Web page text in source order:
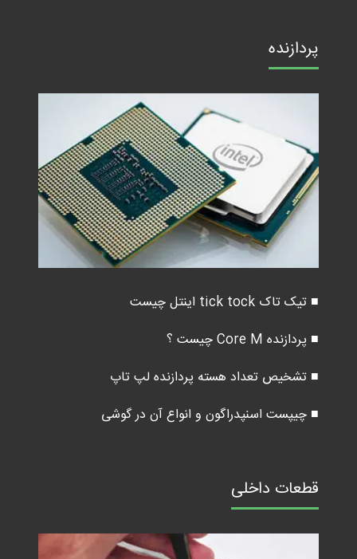
پردازنده
■ تیک تاک tick tock اینتل چیست
■ پردازنده Core M چیست ؟
■ تشخیص تعداد هسته پردازنده لپ تاپ
■ چیپست اسنپدراگون و انواع آن در گوشی
قطعات داخلی